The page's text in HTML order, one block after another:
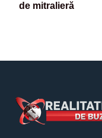
de mitralieră